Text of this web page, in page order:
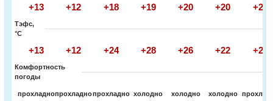
+13 +12 +18 +19 +20 +20 +20
Тэфс,
°C
+13 +12 +24 +28 +26 +22 +20
Комфортность
погоды
прохладнопрохладнопрохладно холодно холодно холодно